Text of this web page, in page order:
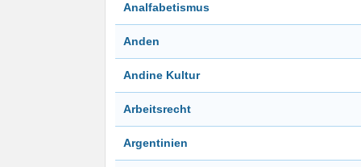
Analfabetismus
Anden
Andine Kultur
Arbeitsrecht
Argentinien